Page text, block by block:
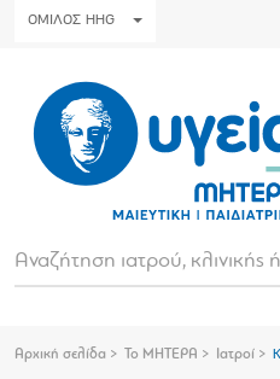
ΟΜΙΛΟΣ HHG
Αρχική σελίδα Το ΜΗΤΕΡΑ Ιατροί